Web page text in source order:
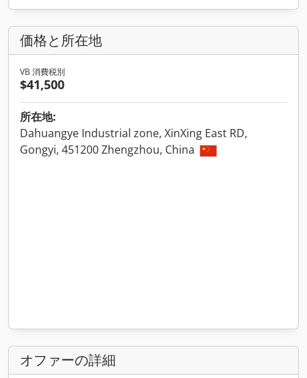
価格と所在地
VB 消費税別
$41,500
所在地:
Dahuangye Industrial zone, XinXing East RD,
Gongyi, 451200 Zhengzhou, China
オファーの詳細